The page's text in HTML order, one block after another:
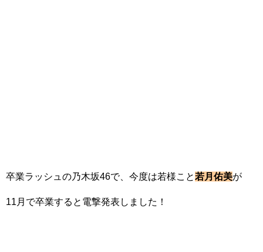
卒業ラッシュの乃木坂46で、今度は若様こと若月佑美が
11月で卒業すると電撃発表しました！